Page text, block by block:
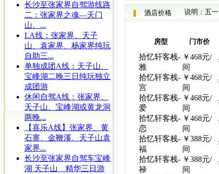
长沙至张家界自驾游线路
二：张家界之魂—天门
山、...
LA线：张家界、天子
山、袁家界、杨家界纯玩
自助三...
单独成团A线：天子山、
宝峰湖二晚三日纯玩独立
成团游
休闲自驾A线：张家界、
天子山、宝峰湖或黄龙洞
两晚...
【喜乐A线】张家界、黄
石寨、金鞭溪、天子山袁
家界...
长沙至张家界自驾车宝峰
湖 天子山 精华三日游
酒店价格 说明：五一
房型 门市价
拾忆轩客栈-
雅
￥468元/
间
拾忆轩客栈-
宫
￥468元/
间
拾忆轩客栈-
爱
￥468元/
间
拾忆轩客栈-
恋
￥468元/
间
拾忆轩客栈-
福
￥388元/
间
拾忆轩客栈-
禄
￥388元/
间